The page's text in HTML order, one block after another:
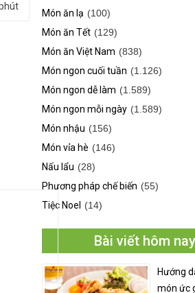
Món ăn lạ (100)
Món ăn Tết (129)
Món ăn Việt Nam (838)
Món ngon cuối tuần (1.126)
Món ngon dễ làm (1.589)
Món ngon mỗi ngày (1.589)
Món nhậu (156)
Món vỉa hè (146)
Nấu lẩu (28)
Phương pháp chế biến (55)
Tiệc Noel
(14)
Bài viết hôm nay
Hướng
món ức